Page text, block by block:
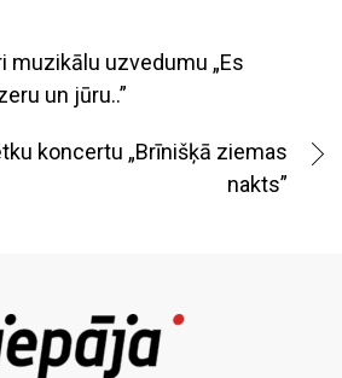
muzikālu uzvedumu „Es
un jūru..”
koncertu „Brīnišķā ziemas
nakts”